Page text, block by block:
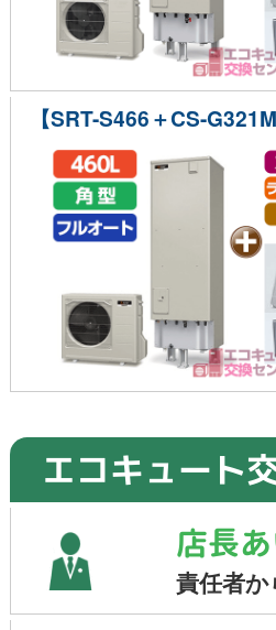
【SRT-S466＋CS-
エコキュート
店長
責任者